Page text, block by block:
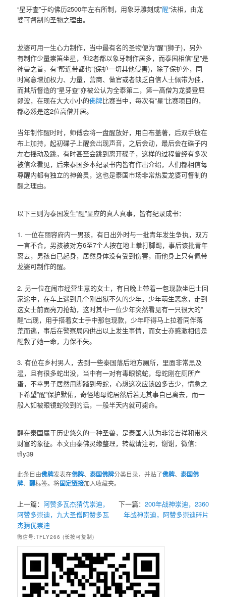
“星牙查”于约佛历2500年左右所制，用象牙雕刻成”醒“法相，由龙
婆可督制的圣物之理由。
龙婆可用一生心力制作，当中最有名的圣物便为”醒”(狮子)，另外
有制作少量崇笛坐星，但2者都以象牙制作居多，而泰国相信”星”是
神兽之首，有”帮近带都也”(保护一切其他侵害)，除了保护外，同
时寓意增加权力、力量，营商、做官或者缺乏自信人士佩带为佳，
而其所督造的”星牙查”亦被公认为全泰第二，第一高僧为龙婆登屈
郎波，在现在大大小小的佛牌比赛当中，每次有”星”比赛项目的，
都必然是这2位高僧并居。
当年制作醒时时，师傅会将一盘醒放好，用白布盖著，后双手放在
布上加持，起初碟子上醒会出现声音，之后会动，最后会在碟子内
左右摇动及跳，有时甚至会跳到离开碟子，这样的过程曾经有多次
被信众看见，后来泰国多本纪录书内皆有作出介绍，人们都相信每
尊醒内都有独立的神兽灵，这也是泰国市场非常热爱龙婆可督制的
醒之理由。
以下三则为泰国发生”醒”显应的真人真事，皆有纪录成书：
1. 一位在丽容府内一男孩，有日出外时与一批青年发生争执，双方
一言不合，男孩被对方6至7个人按在地上拳打脚踢，事后该批青年
离去，男孩自已起身，居然身体没有受到伤害，而他身上只有佩带
龙婆可制作的醒。
2. 另一位在闹市经营生意的女士，有日晚上带着一包现款坐巴士回
家途中，在车上遇到几个刚出狱不久的少年，少年萌生恶念，走到
这女士前面亮刀抢劫，这时其中一位少年突然看见有一只很大的”
醒”出现，用手搭着女士手中那包现款，少年吓得马上拉着同伴落
荒而逃，事后在警察局内供出以上发生事情，而女士亦感激相信是
醒救了她一命，力保不失。
3. 有位在乡村男人，去到一些泰国落后地方厕所，里面非常黑及
湿，且有很多蛇出没，当中有一对有毒眼镜蛇，母蛇刚在厕所产
蛋，不幸男子居然用脚踏到母蛇，心想这次应该凶多吉少，情急之
下希望”醒”保护默佑，奇怪地母蛇居然后若无其事自已离去，而一
般人如被眼镜蛇咬到的话，一般半天内就可毙命。
醒在泰国属于历史悠久的一种圣兽，是泰国人认为非常吉祥和带来
财富的象征。本文由泰佛灵缘整理，转载请注明，谢谢，微信：
tfly39
此条目由佛牌发表在佛牌、泰国佛牌分类目录，并贴了佛牌、泰国佛
牌、醒标签。将固定链接加入收藏夹。
上一篇： 阿赞多瓦杰猜优崇迪，
阿赞多崇迪，九大圣僧阿赞多瓦
杰猜优崇迪
下一篇： 200年战神崇迪，2360
年战神崇迪，阿赞多崇迪碎片
微信号:TFLY266 (长按可复制)